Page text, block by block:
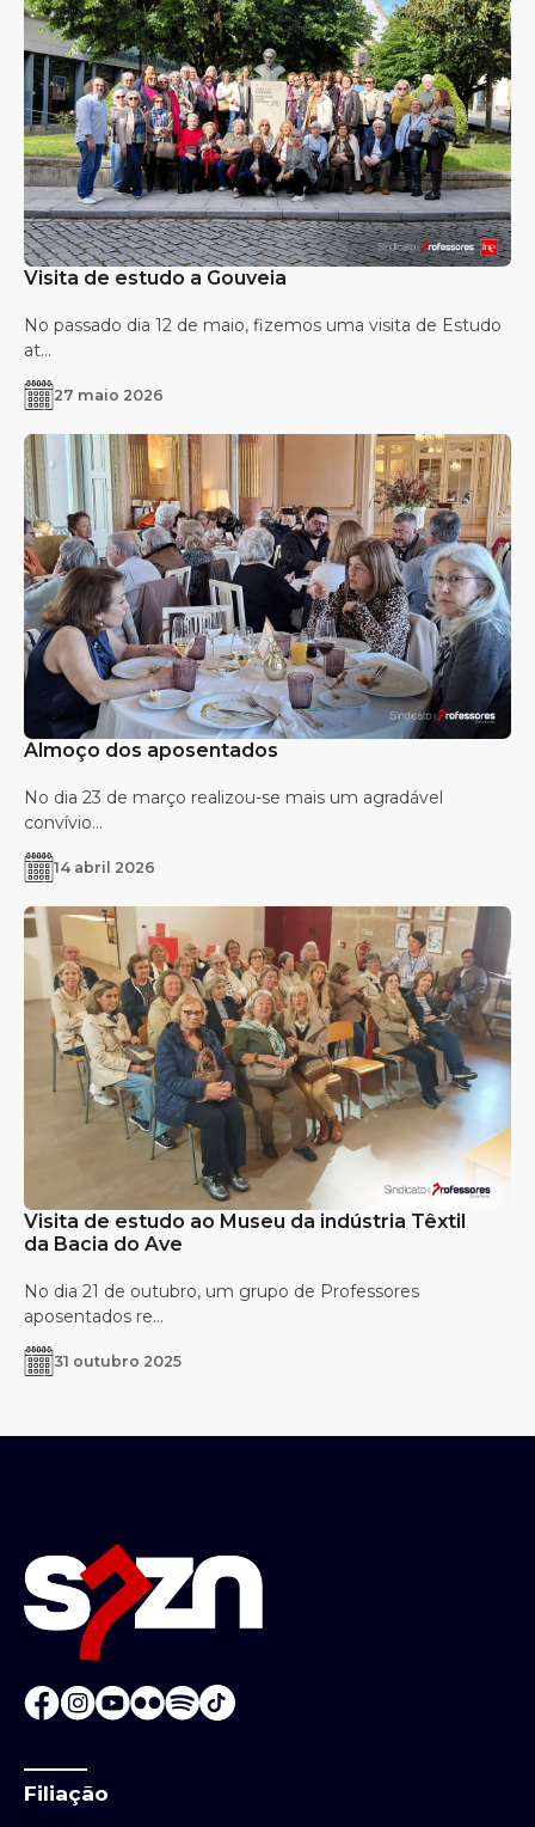
Visita de estudo a Gouveia
No passado dia 12 de maio, fizemos uma visita de Estudo
at...
27 maio 2026
Almoço dos aposentados
No dia 23 de março realizou-se mais um agradável
convívio...
14 abril 2026
Visita de estudo ao Museu da indústria Têxtil
da Bacia do Ave
No dia 21 de outubro, um grupo de Professores
aposentados re...
31 outubro 2025
Filiação